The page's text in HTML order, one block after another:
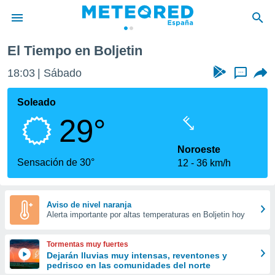
de
por
que se
calidad.
a este
las
y
forma
digital
basada
El Tiempo en Boljetin
18:03 Sábado ...
Soleado
29°
Sensación de 30°
Noroeste
12
36 km/h
Aviso de nivel naranja
Alerta importante por altas temperaturas en Boljetin hoy
Tormentas muy fuertes
Dejarán lluvias muy intensas, reventones y
pedrisco en las comunidades del norte